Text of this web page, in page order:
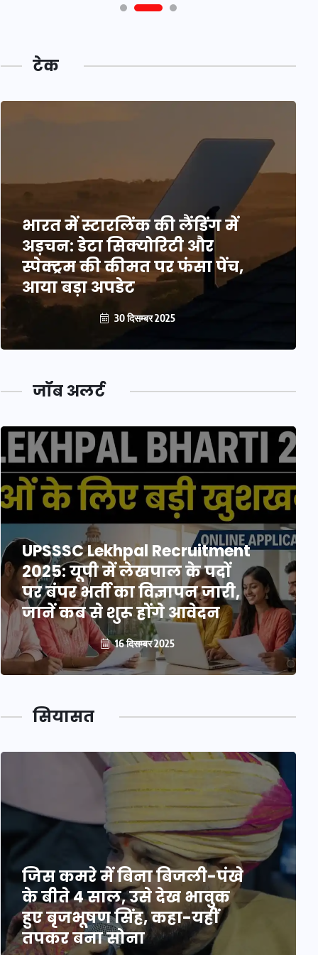
टेक
भारत में स्टारलिंक की लैंडिंग में
अड़चन: डेटा सिक्योरिटी और
स्पेक्ट्रम की कीमत पर फंसा पेंच,
आया बड़ा अपडेट
30 दिसम्बर 2025
जॉब अलर्ट
UPSSSC Lekhpal Recruitment
2025: यूपी में लेखपाल के पदों
पर बंपर भर्ती का विज्ञापन जारी,
जानें कब से शुरू होंगे आवेदन
16 दिसम्बर 2025
सियासत
जिस कमरे में बिना बिजली-पंखे
के बीते 4 साल, उसे देख भावुक
हुए बृजभूषण सिंह, कहा-यहीं
तपकर बना सोना